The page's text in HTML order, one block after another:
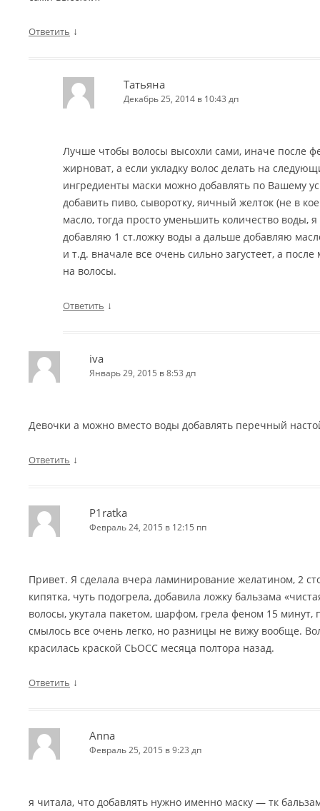
Ответить ↓
Татьяна
Декабрь 25, 2014 в 10:43 дп
Лучше чтобы волосы высохли сами, иначе после
жирноват, а если укладку волос делать на
ингредиенты маски можно добавлять по Вашему
добавить пиво, сыворотку, яичный желток (не в
масло, тогда просто уменьшить количество воды,
добавляю 1 ст.ложку воды а дальше добавляю
и т.д. вначале все очень сильно загустеет, а
на волосы.
Ответить ↓
iva
Январь 29, 2015 в 8:53 дп
Девочки а можно вместо воды добавлять перечный
Ответить ↓
P1ratka
Февраль 24, 2015 в 12:15 пп
Привет. Я сделала вчера ламинирование желатином, 2
кипятка, чуть подогрела, добавила ложку бальзама
волосы, укутала пакетом, шарфом, грела феном 15
смылось все очень легко, но разницы не вижу вообще.
красилась краской СЬОСС месяца полтора назад.
Ответить ↓
Anna
Февраль 25, 2015 в 9:23 дп
я читала, что добавлять нужно именно маску — тк